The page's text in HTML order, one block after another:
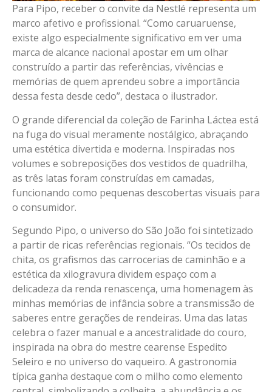
Para Pipo, receber o convite da Nestlé representa um
marco afetivo e profissional. “Como caruaruense,
existe algo especialmente significativo em ver uma
marca de alcance nacional apostar em um olhar
construído a partir das referências, vivências e
memórias de quem aprendeu sobre a importância
dessa festa desde cedo”, destaca o ilustrador.
O grande diferencial da coleção de Farinha Láctea está
na fuga do visual meramente nostálgico, abraçando
uma estética divertida e moderna. Inspiradas nos
volumes e sobreposições dos vestidos de quadrilha,
as três latas foram construídas em camadas,
funcionando como pequenas descobertas visuais para
o consumidor.
Segundo Pipo, o universo do São João foi sintetizado
a partir de ricas referências regionais. “Os tecidos de
chita, os grafismos das carrocerias de caminhão e a
estética da xilogravura dividem espaço com a
delicadeza da renda renascença, uma homenagem às
minhas memórias de infância sobre a transmissão de
saberes entre gerações de rendeiras. Uma das latas
celebra o fazer manual e a ancestralidade do couro,
inspirada na obra do mestre cearense Espedito
Seleiro e no universo do vaqueiro. A gastronomia
típica ganha destaque com o milho como elemento